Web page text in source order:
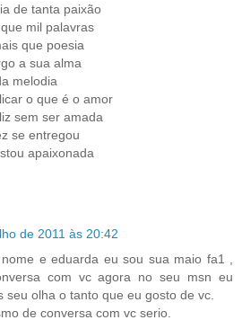
de tanta paixão
mil palavras
que poesia
a sua alma
melodia
o que é o amor
sem ser amada
se entregou
apaixonada
de 2011 às 20:42
e eduarda eu sou sua maio fa1 ,
com vc agora no seu msn eu
seu olha o tanto que eu gosto de vc.
de conversa com vc serio.